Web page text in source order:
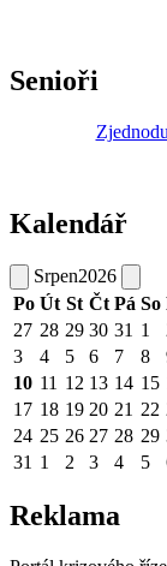
Senioři
Kalendář
Srpen2026
Po Út St Čt Pá So
27 28 29 30 31 1
3
4 5 6 7 8
10 11 12 13 14 15
17 18 19 20 21 22
24 25 26 27 28 29
31 1 2 3 4 5
Reklama